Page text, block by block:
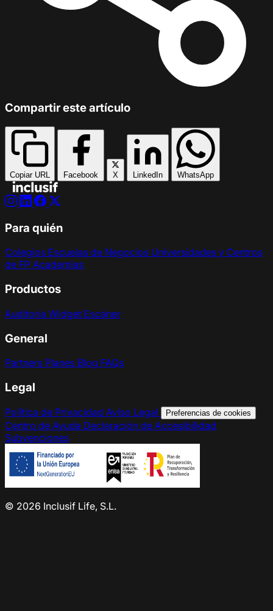
Compartir este artículo
Copiar URL Facebook X LinkedIn WhatsApp
Para quién
Colegios Escuelas de Negocios Universidades y Centros
de FP Academias
Productos
Auditoría Widget Escáner
General
Partners Planes Blog FAQs
Legal
Política de Privacidad Aviso Legal Preferencias de cookies
Centro de Ayuda Declaración de Accesibilidad
Subvenciones
© 2026 Inclusif Life, S.L.